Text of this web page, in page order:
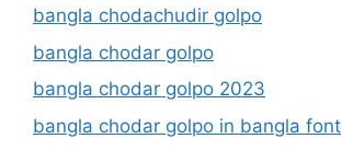
bangla chodachudir golpo
bangla chodar golpo
bangla chodar golpo 2023
bangla chodar golpo in bangla font